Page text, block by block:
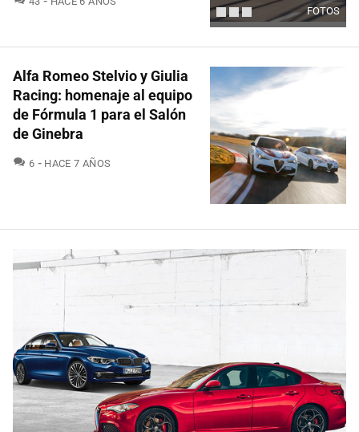
FOTOS
Alfa Romeo Stelvio y Giulia
Racing: homenaje al equipo
de Fórmula 1 para el Salón
de Ginebra
6 COMENTARIOS
HACE 7 AÑOS